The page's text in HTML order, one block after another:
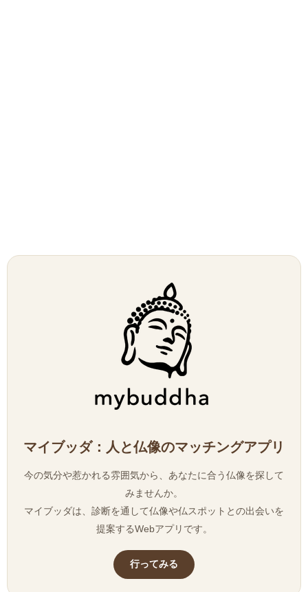
マイブッダ：人と仏像のマッチングアプリ
今の気分や惹かれる雰囲気から、あなたに合う仏像を探して
みませんか。
マイブッダは、診断を通して仏像や仏スポットとの出会いを
提案するWebアプリです。
行ってみる